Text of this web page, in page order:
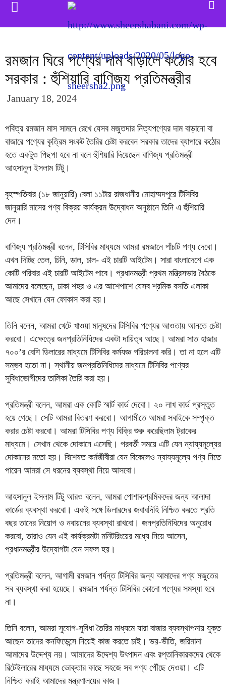
রমজান ঘিরে পণ্যের দাম বাড়ালে কঠোর হবে
সরকার : হুঁশিয়ারি বাণিজ্য প্রতিমন্ত্রীর
January 18, 2024
পবিত্র রমজান মাস সামনে রেখে যেসব মজুতদার নিত্যপণ্যের দাম বাড়ানো বা
বাজারে পণ্যের কৃত্রিম সংকট তৈরির চেষ্টা করবেন সরকার তাদের ব্যাপারে কঠোর
হতে একটুও পিছপা হবে না বলে হুঁশিয়ারি দিয়েছেন বাণিজ্য প্রতিমন্ত্রী
আহসানুল ইসলাম টিটু।
বৃহস্পতিবার (১৮ জানুয়ারি) বেলা ১১টায় রাজধানীর মোহাম্মদপুরে টিসিবির
জানুয়ারি মাসের পণ্য বিক্রয় কার্যক্রম উদ্বোধন অনুষ্ঠানে তিনি এ হুঁশিয়ারি
দেন।
বাণিজ্য প্রতিমন্ত্রী বলেন, টিসিবির মাধ্যমে আমরা রমজানে পাঁচটি পণ্য দেবো।
এখন দিচ্ছি তেল, চিনি, ডাল, চাল- এই চারটি আইটেম। সারা বাংলাদেশে এক
কোটি পরিবার এই চারটি আইটেম পাবে। প্রধানমন্ত্রী প্রথম মন্ত্রিসভার বৈঠকে
আমাদের বলেছেন, ঢাকা শহর ও এর আশেপাশে যেসব শ্রমিক বসতি এলাকা
আছে সেখানে যেন ফোকাস করা হয়।
তিনি বলেন, আমরা খেটে খাওয়া মানুষদের টিসিবির পণ্যের আওতায় আনতে চেষ্টা
করবো। এক্ষেত্রে জনপ্রতিনিধিদের একটা দায়িত্ব আছে। আমরা সাত হাজার
৭০০’র বেশি ডিলারের মাধ্যমে টিসিবির কর্মযজ্ঞ পরিচালনা করি। তা না হলে এটি
সম্ভব হতো না। স্থানীয় জনপ্রতিনিধিদের মাধ্যমে টিসিবির পণ্যের
সুবিধাভোগীদের তালিকা তৈরি করা হয়।
প্রতিমন্ত্রী বলেন, আমরা এক কোটি স্মার্ট কার্ড দেবো। ২০ লাখ কার্ড প্রস্তুত
হয়ে গেছে। সেটি আমরা বিতরণ করবো। আগামীতে আমরা সবাইকে সম্পৃক্ত
করার চেষ্টা করবো। আমরা টিসিবির পণ্য বিক্রি শুরু করেছিলাম ট্রাকের
মাধ্যমে। সেখান থেকে দোকানে এসেছি। পরবর্তী সময়ে এটি যেন ন্যায্যমূল্যের
দোকানের মতো হয়। বিশেষত কর্মজীবীরা যেন বিকেলেও ন্যায্যমূল্যে পণ্য নিতে
পারেন আমরা সে ধরনের ব্যবস্থা নিয়ে আসবো।
আহসানুল ইসলাম টিটু আরও বলেন, আমরা পোশাকশ্রমিকদের জন্য আলাদা
কার্ডের ব্যবস্থা করবো। একই সঙ্গে ডিলারদের জবাবদিহি নিশ্চিত করতে প্রতি
বছর তাদের নিয়োগ ও নবায়নের ব্যবস্থা রাখবো। জনপ্রতিনিধিদের অনুরোধ
করবো, তারাও যেন এই কার্যক্রমটা মনিটরিংয়ের মধ্যে নিয়ে আসেন,
প্রধানমন্ত্রীর উদ্যোগটা যেন সফল হয়।
প্রতিমন্ত্রী বলেন, আগামী রমজান পর্যন্ত টিসিবির জন্য আমাদের পণ্য মজুতের
সব ব্যবস্থা করা হয়েছে। রমজান পর্যন্ত টিসিবির কোনো পণ্যের সমস্যা হবে
না।
তিনি বলেন, আমরা সুযোগ-সুবিধা তৈরির মাধ্যমে যারা বাজার ব্যবস্থাপনায় যুক্ত
আছেন তাদের কনফিডেন্সে নিয়েই কাজ করতে চাই। ভয়-ভীতি, জরিমানা
আমাদের উদ্দেশ্য নয়। আমাদের উদ্দেশ্য উৎপাদন এবং রপ্তানিকারকদের থেকে
রিটেইলারের মাধ্যমে ভোক্তার কাছে সহজে সব পণ্য পৌঁছে দেওয়া। এটি
নিশ্চিত করাই আমাদের মন্ত্রণালয়ের কাজ।